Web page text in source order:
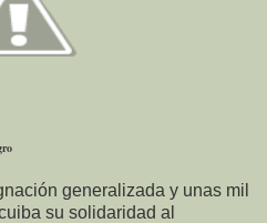
generalizada y unas mil
su solidaridad al